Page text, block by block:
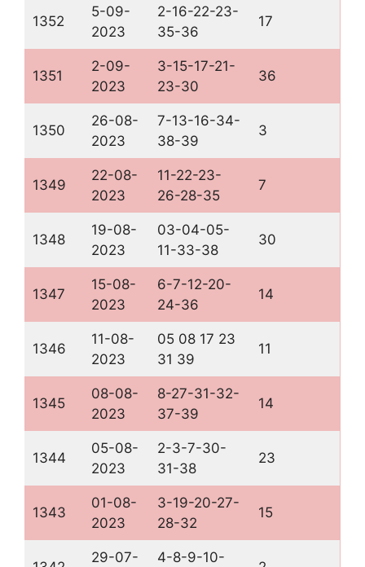
1352
5-09-
2023
2-16-22-23-
35-36
17
1351
2-09-
2023
3-15-17-21-
23-30
36
1350
26-08-
2023
7-13-16-34-
38-39
3
1349
22-08-
2023
11-22-23-
26-28-35
7
1348
19-08-
2023
03-04-05-
11-33-38
30
1347
15-08-
2023
6-7-12-20-
24-36
14
1346
11-08-
2023
05 08 17 23
31 39
11
1345
08-08-
2023
8-27-31-32-
37-39
14
1344
05-08-
2023
2-3-7-30-
31-38
23
1343
01-08-
2023
3-19-20-27-
28-32
15
29-07- 4-8-9-10-